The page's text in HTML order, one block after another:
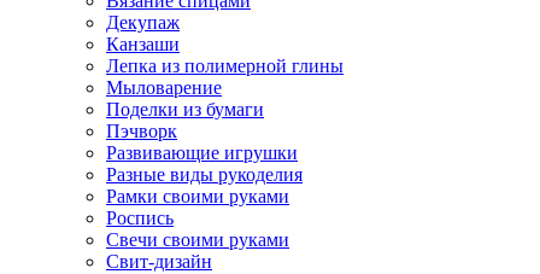
Декупаж
Канзаши
Лепка из полимерной глины
Мыловарение
Поделки из бумаги
Пэчворк
Развивающие игрушки
Разные виды рукоделия
Рамки своими руками
Роспись
Свечи своими руками
Свит-дизайн